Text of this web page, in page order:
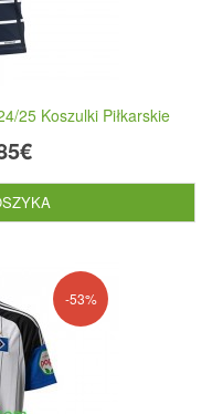
25 Koszulki Piłkarskie
-53%